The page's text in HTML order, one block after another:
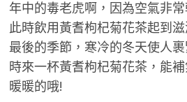
年中的毒老虎啊，因為空氣非
此時飲用黃耆枸杞菊花茶起到
最後的季節，寒冷的冬天使人
時來一杯黃耆枸杞菊花茶，能
暖暖的哦!